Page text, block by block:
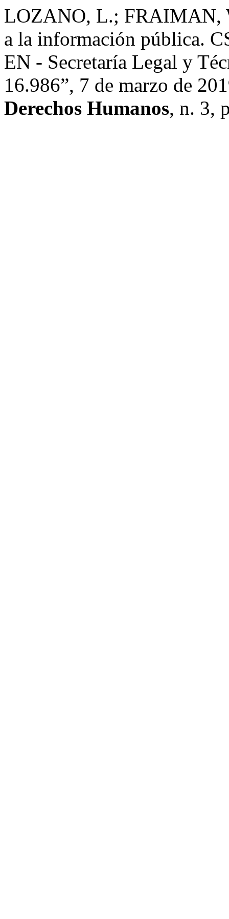
LOZANO, L.; FRAIMAN,
a la información pública.
EN - Secretaría Legal y
16.986”, 7 de marzo de
Derechos Humanos, n. 3,